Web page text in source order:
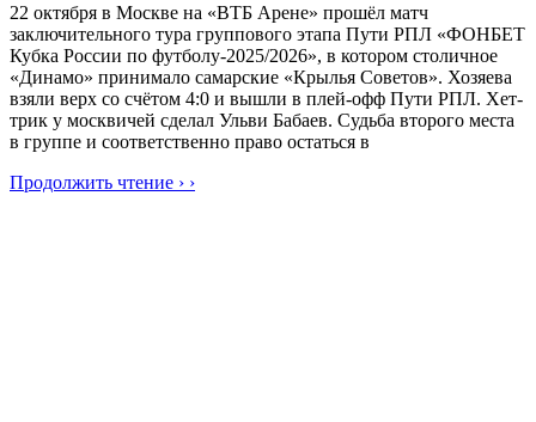
22 октября в Москве на «ВТБ Арене» прошёл матч
заключительного тура группового этапа Пути РПЛ «ФОНБЕТ
Кубка России по футболу-2025/2026», в котором столичное
«Динамо» принимало самарские «Крылья Советов». Хозяева
взяли верх со счётом 4:0 и вышли в плей-офф Пути РПЛ. Хет-
трик у москвичей сделал Ульви Бабаев. Судьба второго места
в группе и соответственно право остаться в
Продолжить чтение › ›